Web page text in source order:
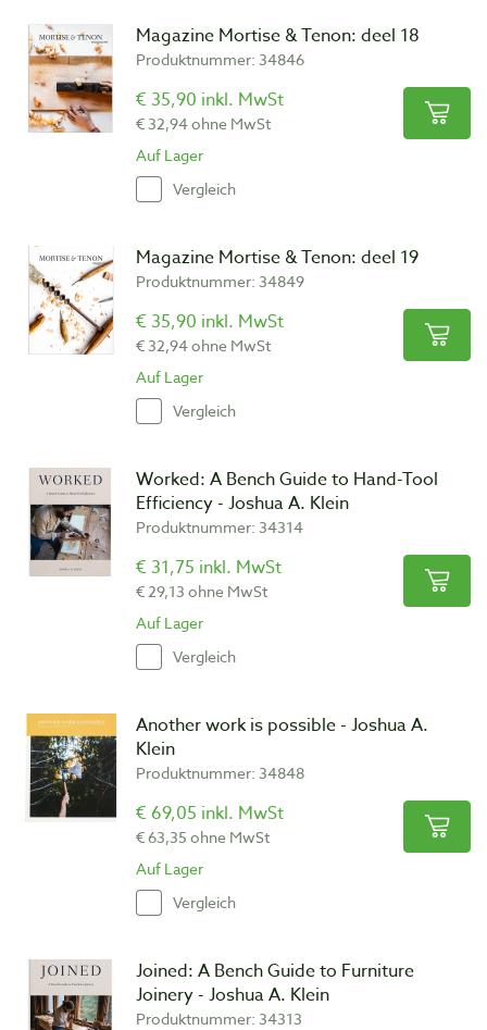
Magazine Mortise & Tenon: deel 18
Produktnummer: 34846
€ 35,90 inkl. MwSt
€ 32,94 ohne MwSt
Auf Lager
Vergleich
Magazine Mortise & Tenon: deel 19
Produktnummer: 34849
€ 35,90 inkl. MwSt
€ 32,94 ohne MwSt
Auf Lager
Vergleich
Worked: A Bench Guide to Hand-Tool
Efficiency - Joshua A. Klein
Produktnummer: 34314
€ 31,75 inkl. MwSt
€ 29,13 ohne MwSt
Auf Lager
Vergleich
Another work is possible - Joshua A.
Klein
Produktnummer: 34848
€ 69,05 inkl. MwSt
€ 63,35 ohne MwSt
Auf Lager
Vergleich
Joined: A Bench Guide to Furniture
Joinery - Joshua A. Klein
Produktnummer: 34313